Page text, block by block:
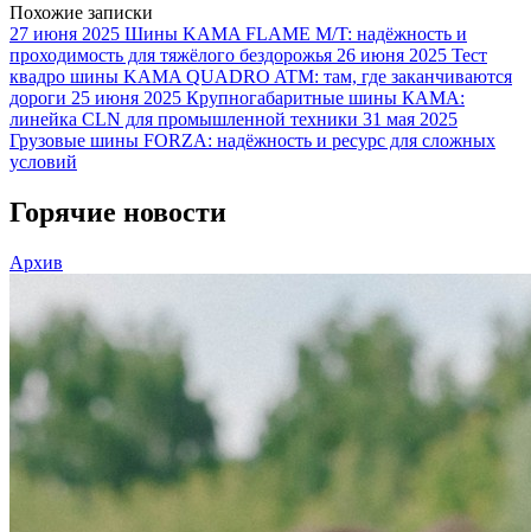
Похожие записки
27 июня 2025 Шины KAMA FLAME M/T: надёжность и
проходимость для тяжёлого бездорожья 26 июня 2025 Тест
квадро шины KAMA QUADRO ATM: там, где заканчиваются
дороги 25 июня 2025 Крупногабаритные шины КАМА:
линейка CLN для промышленной техники 31 мая 2025
Грузовые шины FORZA: надёжность и ресурс для сложных
условий
Горячие новости
Архив